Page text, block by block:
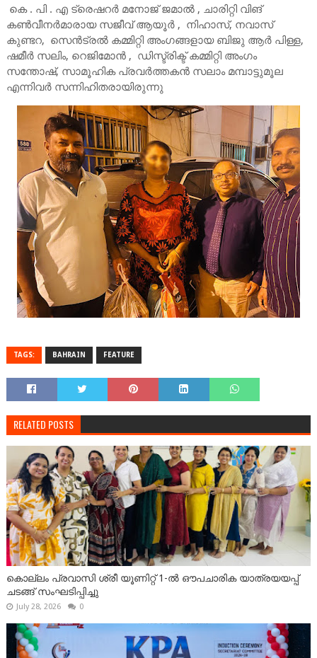
കെ . പി . എ ട്രെഷറർ മനോജ് ജമാൽ , ചാരിറ്റി വിങ്
കൺവീനർമാരായ സജീവ് ആയൂർ , നിഹാസ്, നവാസ്
കുണ്ടറ, സെൻട്രൽ കമ്മിറ്റി അംഗങ്ങളായ ബിജു ആർ പിള്ള,
ഷമീർ സലിം, റെജിമോൻ , ഡിസ്ട്രിക്ട് കമ്മിറ്റി അംഗം
സന്തോഷ്, സാമൂഹിക പ്രവർത്തകൻ സലാം മമ്പാട്ടുമൂല
എന്നിവർ സന്നിഹിതരായിരുന്നു
TAGS: BAHRAIN FEATURE
RELATED POSTS
കൊല്ലം പ്രവാസി ശ്രീ യൂണിറ്റ് 1-ൽ ഔപചാരിക യാത്രയയപ്പ്
ചടങ്ങ് സംഘടിപ്പിച്ചു
July 28, 2026 0